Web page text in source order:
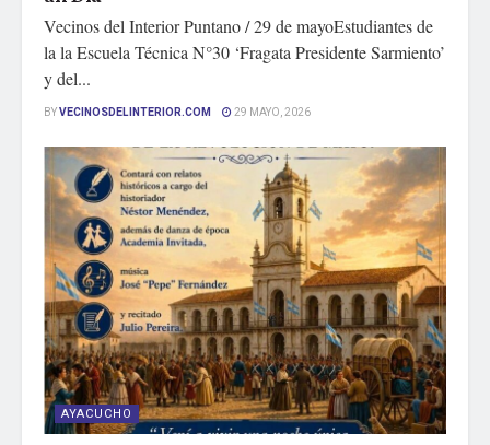
Vecinos del Interior Puntano / 29 de mayoEstudiantes de
la la Escuela Técnica N°30 ‘Fragata Presidente Sarmiento’
y del...
BYVECINOSDELINTERIOR.COM 29 MAYO, 2026
AYACUCHO